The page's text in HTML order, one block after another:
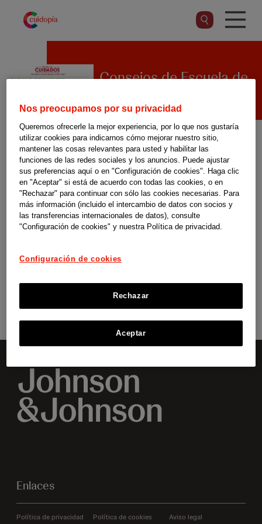
contenido
Consejos de Escuela de
afecto’
Hablar y comunicarse no son la
misma cosa. Aprende a utilizar
un lenguaje amable y empático
para anticiparte a las
necesidades de la persona a la
que cuidas. ¡Todo irá mejor!
Ver fichas
Enlaces
Política de privacidad Política de cookies Aviso legal
Nos preocupamos por su privacidad
Queremos ofrecerle la mejor experiencia, por lo que nos gustaría
utilizar cookies para indicarnos cómo mejorar nuestro sitio,
mantener las cosas relevantes para usted y habilitar las
funciones de las redes sociales y los anuncios. Puede ajustar
sus preferencias aquí o en "Configuración de cookies". Haga clic
en "Aceptar" si está de acuerdo con todas las cookies, o en
"Rechazar" para continuar con sólo las cookies necesarias. Para
más información (incluido el intercambio de datos con socios y
las transferencias internacionales de datos), consulte
"Configuración de cookies" y nuestra Política de privacidad.
Configuración de cookies
Rechazar
Aceptar